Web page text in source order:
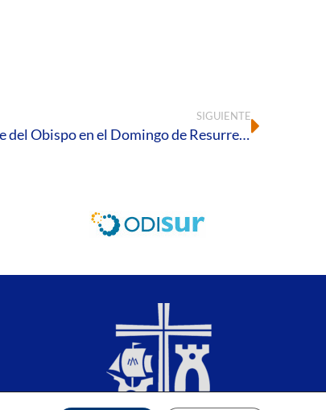
SIGUIENTE
Bendición extraordinaria y mensaje del Obispo en el Domingo de Resurrección